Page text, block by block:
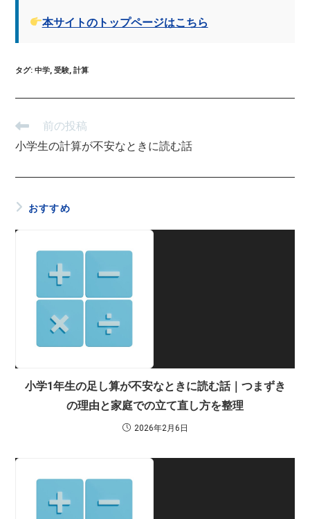
本サイトのトップページはこちら
タグ:中学, 受験, 計算
前の投稿
小学生の計算が不安なときに読む話
おすすめ
小学1年生の足し算が不安なときに読む話｜つまずき
の理由と家庭での立て直し方を整理
2026年2月6日